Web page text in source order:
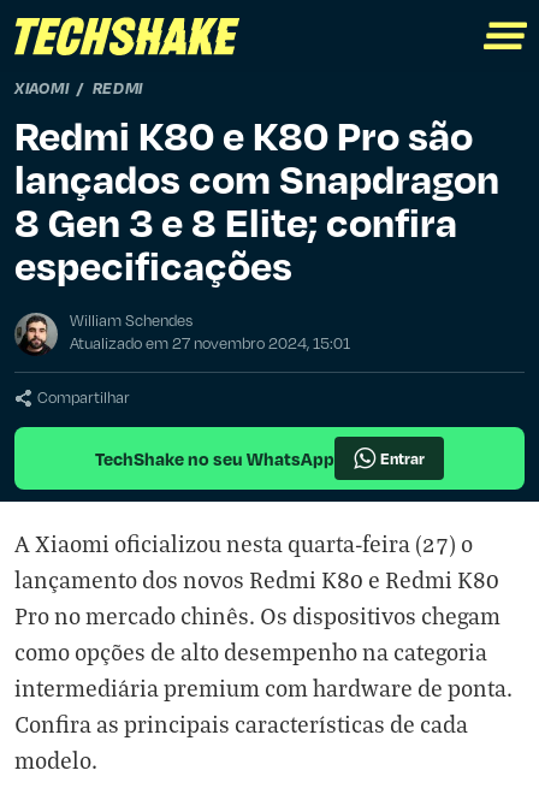
XIAOMI REDMI
Redmi K80 e K80 Pro são
lançados com Snapdragon
8 Gen 3 e 8 Elite; confira
especificações
William Schendes
Atualizado em 27 novembro 2024, 15:01
Compartilhar
TechShake no seu WhatsApp Entrar
A Xiaomi oficializou nesta quarta-feira (27) o
lançamento dos novos Redmi K80 e Redmi K80
Pro no mercado chinês. Os dispositivos chegam
como opções de alto desempenho na categoria
intermediária premium com hardware de ponta.
Confira as principais características de cada
modelo.